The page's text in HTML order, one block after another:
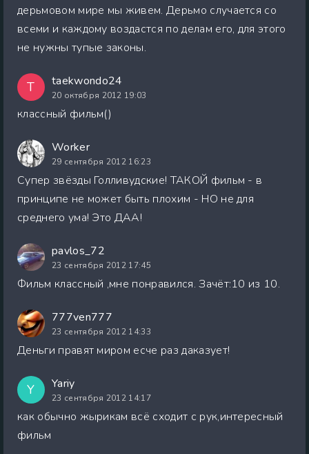
дерьмовом мире мы живем. Дерьмо случается со
всеми и каждому воздастся по делам его, для этого
не нужны тупые законы.
T taekwondo24
20 октября 2012 19:03
классный фильм()
Worker
29 сентября 2012 16:23
Супер звёзды Голливудские! ТАКОЙ фильм - в
принципе не может быть плохим - НО не для
среднего ума! Это ДАА!
pavlos_72
23 сентября 2012 17:45
Фильм классный ,мне понравился. Зачёт:10 из 10.
777ven777
23 сентября 2012 14:33
Деньги правят миром есче раз даказует!
Y Yariy
23 сентября 2012 14:17
как обычно жырикам всё сходит с рук,интересный
фильм